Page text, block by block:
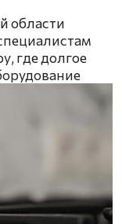
области
где долгое